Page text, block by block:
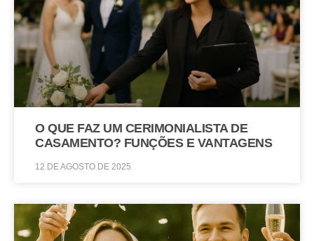
O QUE FAZ UM CERIMONIALISTA DE
CASAMENTO? FUNÇÕES E VANTAGENS
12 DE AGOSTO DE 2025